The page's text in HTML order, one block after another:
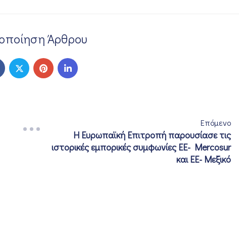
Άρθρου
Επόμενο
Η Ευρωπαϊκή Επιτροπή παρουσίασε τις
ιστορικές εμπορικές συμφωνίες EE- Mercosur
και ΕΕ- Μεξικό